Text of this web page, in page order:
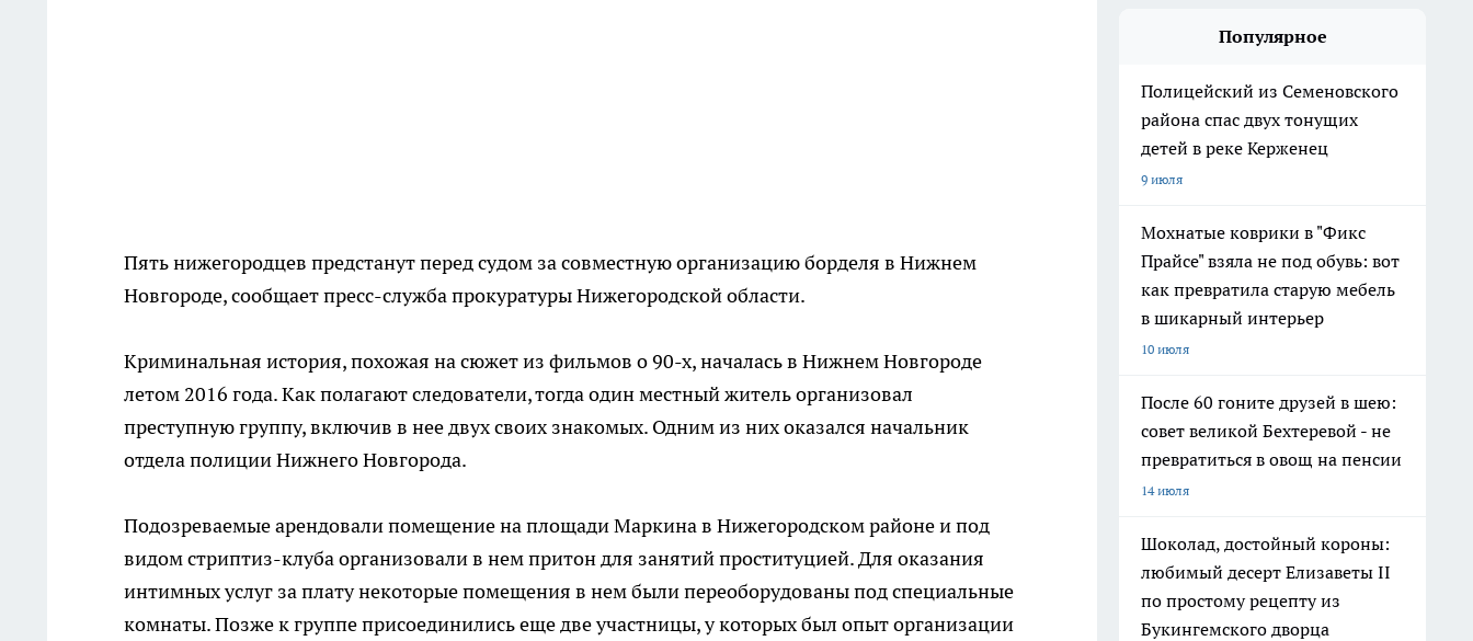
Пять нижегородцев предстанут перед судом за совместную организацию борделя в Нижнем
Новгороде, сообщает пресс-служба прокуратуры Нижегородской области.
Криминальная история, похожая на сюжет из фильмов о 90-х, началась в Нижнем Новгороде
летом 2016 года. Как полагают следователи, тогда один местный житель организовал
преступную группу, включив в нее двух своих знакомых. Одним из них оказался начальник
отдела полиции Нижнего Новгорода.
Подозреваемые арендовали помещение на площади Маркина в Нижегородском районе и под
видом стриптиз-клуба организовали в нем притон для занятий проституцией. Для оказания
интимных услуг за плату некоторые помещения в нем были переоборудованы под специальные
комнаты. Позже к группе присоединились еще две участницы, у которых был опыт организации
Популярное
Полицейский из Семеновского
района спас двух тонущих
детей в реке Керженец
9 июля
Мохнатые коврики в "Фикс
Прайсе" взяла не под обувь: вот
как превратила старую мебель
в шикарный интерьер
10 июля
После 60 гоните друзей в шею:
совет великой Бехтеревой - не
превратиться в овощ на пенсии
14 июля
Шоколад, достойный короны:
любимый десерт Елизаветы II
по простому рецепту из
Букингемского дворца